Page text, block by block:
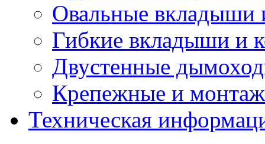
Овальные вкладыши
Гибкие вкладыши и
Двустенные
Крепежные и
Техническая